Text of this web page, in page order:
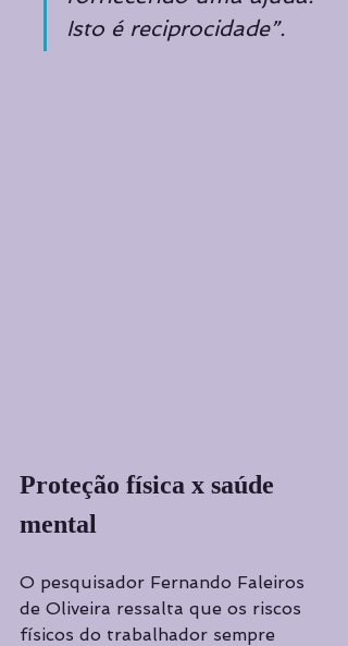
Isto é reciprocidade”.
Proteção física x saúde
mental
O pesquisador Fernando Faleiros
de Oliveira ressalta que os riscos
físicos do trabalhador sempre